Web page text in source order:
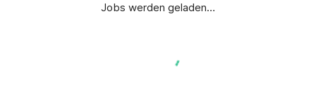
Jobs werden geladen…